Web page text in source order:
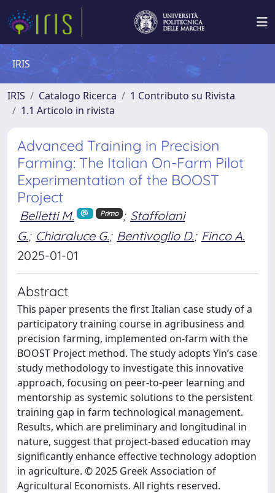
IRIS
IRIS Catalogo Ricerca
1 Contributo su Rivista
1.1 Articolo in rivista
Advanced Training in Precision
Farming: The Italian On-Farm Pilot
Experimentation of the BOOST
Project
Belletti M. Primo ; Staffolani
G.; Chiaraluce G.; Bentivoglio D.; Finco A.
2025-01-01
Abstract
This paper presents the first Italian case study of a
participatory training course in agribusiness and
precision farming, implemented on-farm with the
BOOST Project method. The study adopts Yin’s case
study methodology to investigate this innovative
approach, focusing on peer-to-peer learning and
mentorship as systemic solutions to the persistent
training gap in farm technological management.
Results, which are preliminary and longitudinal in
nature, suggest that project-based education may
significantly enhance effective technology adoption
in agriculture. © 2025 Greek Association of
Agricultural Economists. All rights reserved.